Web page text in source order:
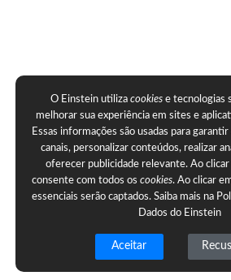
O Einstein utilizacookies e tecnologias
melhorar sua experiência em sites e
Essas informações são usadas para
canais, personalizar conteúdos, realizar
oferecer publicidade relevante. Ao
consente com todos oscookies. Ao clicar
essenciais serão captados. Saiba mais na
Dados do Einstein
Aceitar